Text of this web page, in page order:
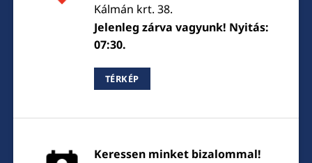
Kálmán krt. 38.
Jelenleg zárva vagyunk! Nyitás:
07:30.
TÉRKÉP
Keressen minket bizalommal!